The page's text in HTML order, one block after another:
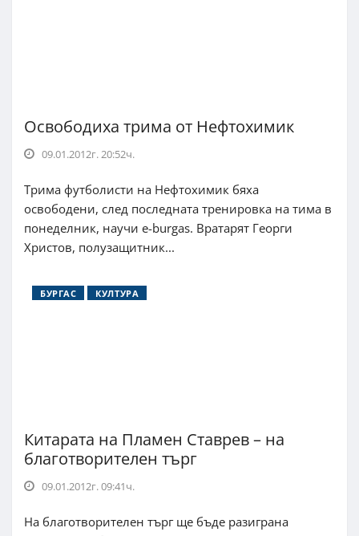
Освободиха трима от Нефтохимик
09.01.2012г. 20:52ч.
Трима футболисти на Нефтохимик бяха
освободени, след последната тренировка на тима в
понеделник, научи e-burgas. Вратарят Георги
Христов, полузащитник...
БУРГАС КУЛТУРА
Китарата на Пламен Ставрев – на
благотворителен търг
09.01.2012г. 09:41ч.
На благотворителен търг ще бъде разиграна